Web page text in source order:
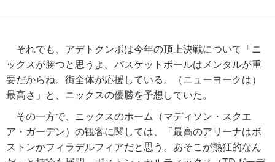
それでも、アデトクンボは今年の頂上決戦について「ニ
ックスが勝つと思うよ。バスケットボールはメンタルが重
要だからね。街全体が応援している。（ニューヨークは）
最高さ」と、ニックスの優勝を予想していた。
その一方で、ニックスのホーム（マディソン・スクエ
ア・ガーデン）の観客に関しては、「最高のアリーナはボ
ストンかフィラデルフィアだと思う。あそこが熱狂的なん